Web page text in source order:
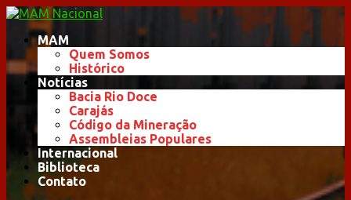
MAM
Quem Somos
Histórico
Notícias
Bacia Rio Doce
Carajás
Código da Mineração
Assembleias Populares
Internacional
Biblioteca
Contato